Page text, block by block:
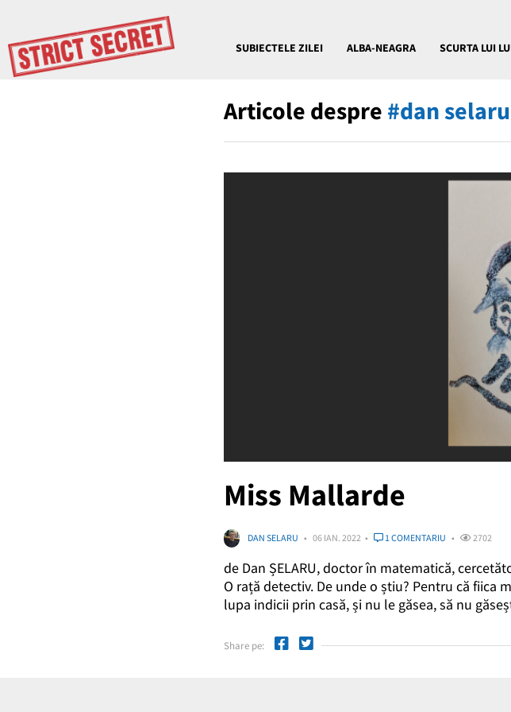
SUBIECTELE ZILEI ALBA-NEAGRA SCURTA LUI
Articole despre #dan selaru
Miss Mallarde
DAN SELARU 06 IAN. 2022 1 COMENTARIU 2702
de Dan ȘELARU, doctor în matematică,
O rață detectiv. De unde o știu? Pentru că fiica
lupa indicii prin casă, și nu le găsea, să nu
Share pe: